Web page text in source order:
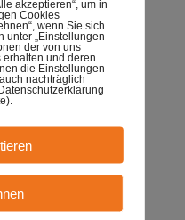
Kennzahlen
Kompetenzen
Moderne Führung
akzeptieren“, um in
Cookies
wenn Sie sich
unter „Einstellungen
der von uns
erhalten und deren
die Einstellungen
nachträglich